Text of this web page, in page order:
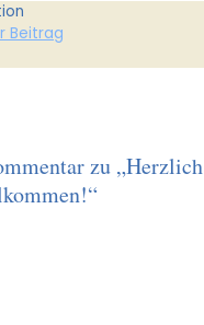
Beitrag
zu „Herzlich